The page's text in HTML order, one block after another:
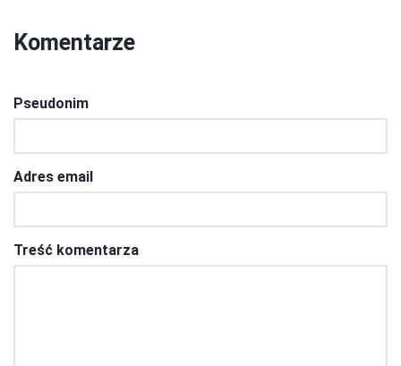
Komentarze
Pseudonim
Adres email
Treść komentarza